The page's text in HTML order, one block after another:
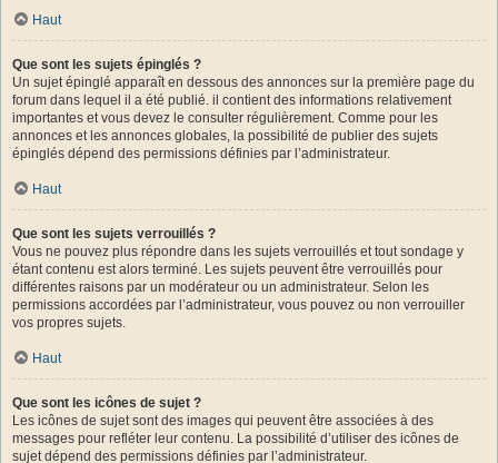
Haut
Que sont les sujets épinglés ?
Un sujet épinglé apparaît en dessous des annonces sur la première page du
forum dans lequel il a été publié. il contient des informations relativement
importantes et vous devez le consulter régulièrement. Comme pour les
annonces et les annonces globales, la possibilité de publier des sujets
épinglés dépend des permissions définies par l’administrateur.
Haut
Que sont les sujets verrouillés ?
Vous ne pouvez plus répondre dans les sujets verrouillés et tout sondage y
étant contenu est alors terminé. Les sujets peuvent être verrouillés pour
différentes raisons par un modérateur ou un administrateur. Selon les
permissions accordées par l’administrateur, vous pouvez ou non verrouiller
vos propres sujets.
Haut
Que sont les icônes de sujet ?
Les icônes de sujet sont des images qui peuvent être associées à des
messages pour refléter leur contenu. La possibilité d’utiliser des icônes de
sujet dépend des permissions définies par l’administrateur.